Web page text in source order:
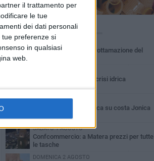
il trattamento per
le tue
dei dati personali
preferenze si
in qualsiasi
web.
PIÙ LETTI QUESTA SETTIMANA
Basilicata: approvata rottamazione del
Basilicata: passata la crisi idrica
LUNEDÌ 3 AGOSTO
Guardia medica turistica su costa Jonica
SABATO 1 AGOSTO
Confcommercio: a Matera prezzi per tutte
le tasche
DOMENICA 2 AGOSTO